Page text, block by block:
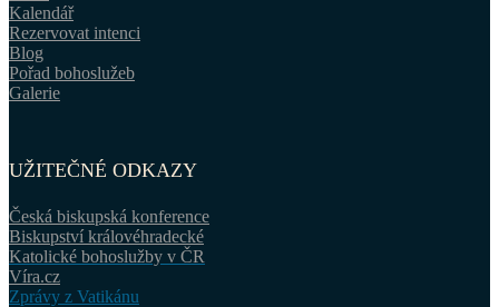
Kalendář
Rezervovat intenci
Blog
Pořad bohoslužeb
Galerie
UŽITEČNÉ ODKAZY
Česká biskupská konference
Biskupství královéhradecké
Katolické bohoslužby v ČR
Víra.cz
Zprávy z Vatikánu